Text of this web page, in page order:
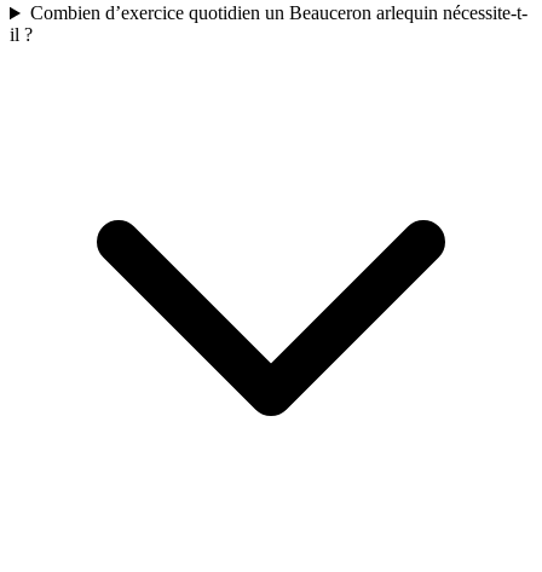
Combien d’exercice quotidien un Beauceron arlequin nécessite-t-
il ?